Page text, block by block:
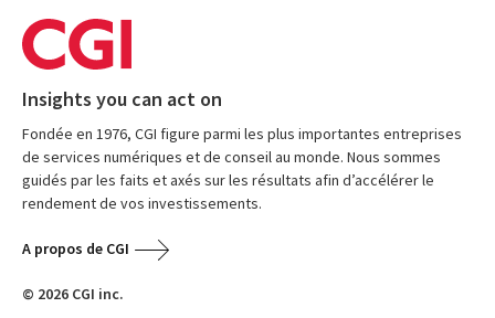
Insights you can act on
Fondée en 1976, CGI figure parmi les plus importantes entreprises
de services numériques et de conseil au monde. Nous sommes
guidés par les faits et axés sur les résultats afin d’accélérer le
rendement de vos investissements.
A propos de CGI
© 2026 CGI inc.